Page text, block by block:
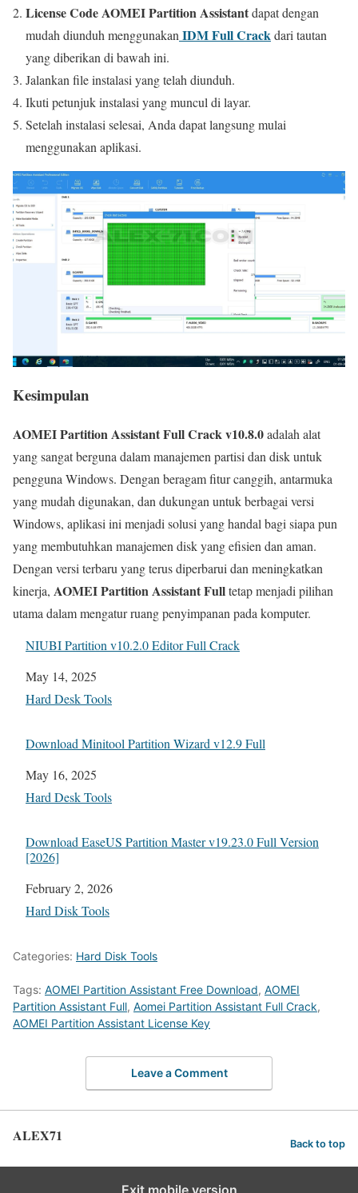
License Code AOMEI Partition Assistantdapat dengan
mudah diunduh menggunakan IDM Full Crackdari tautan
yang diberikan di bawah ini.
Jalankan file instalasi yang telah diunduh.
Ikuti petunjuk instalasi yang muncul di layar.
Setelah instalasi selesai, Anda dapat langsung mulai
menggunakan aplikasi.
Kesimpulan
AOMEI Partition Assistant Full Crackv10.8.0adalah alat
yang sangat berguna dalam manajemen partisi dan disk untuk
pengguna Windows. Dengan beragam fitur canggih, antarmuka
yang mudah digunakan, dan dukungan untuk berbagai versi
Windows, aplikasi ini menjadi solusi yang handal bagi siapa pun
yang membutuhkan manajemen disk yang efisien dan aman.
Dengan versi terbaru yang terus diperbarui dan meningkatkan
kinerja, AOMEI Partition Assistant Fulltetap menjadi pilihan
utama dalam mengatur ruang penyimpanan pada komputer.
NIUBI Partition v10.2.0 Editor Full Crack
Date
May 14, 2025
In relation to
Hard Desk Tools
Download Minitool Partition Wizard v12.9 Full
Date
May 16, 2025
In relation to
Hard Desk Tools
Download EaseUS Partition Master v19.23.0 Full Version
[2026]
Date
February 2, 2026
In relation to
Hard Disk Tools
Categories: Hard Disk Tools
Tags: AOMEI Partition Assistant Free Download, AOMEI
Partition Assistant Full, Aomei Partition Assistant Full Crack,
AOMEI Partition Assistant License Key
Leave a Comment
ALEX71 Back to top